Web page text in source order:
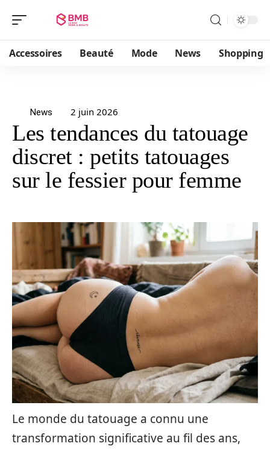
Accessoires Beauté Mode News Shopping
News 2 juin 2026
Les tendances du tatouage
discret : petits tatouages
sur le fessier pour femme
Le monde du tatouage a connu une
transformation significative au fil des ans,